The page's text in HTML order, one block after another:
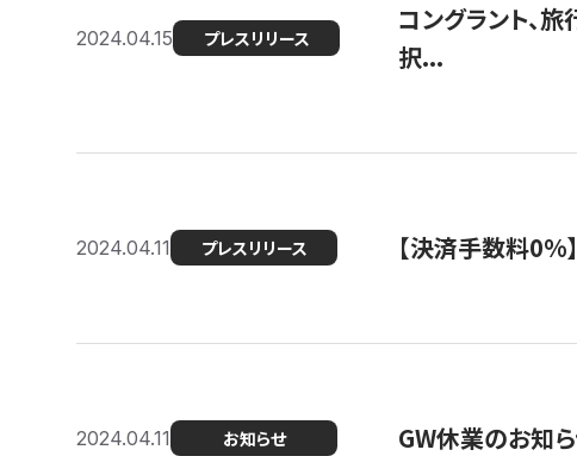
2024.04.15 プレスリリース
コングラント、
択...
2024.04.11 プレスリリース 【決済手数料0%
2024.04.11 お知らせ GW休業のお知